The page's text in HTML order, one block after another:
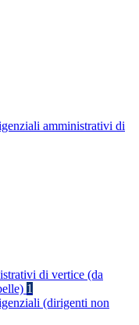
amministrativi di
di vertice (da
1
(dirigenti non